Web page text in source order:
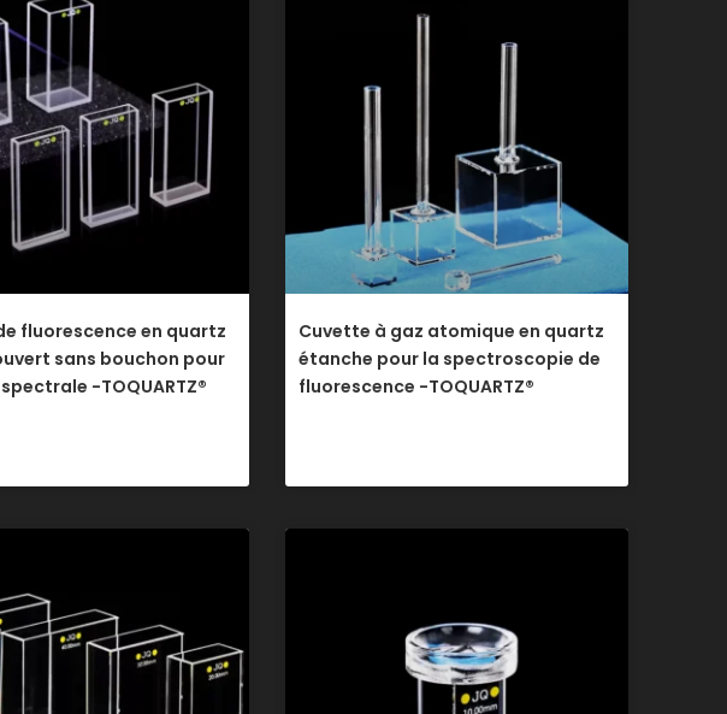
fluorescence en quartz
sans bouchon pour
-TOQUARTZ®
Cuvette à gaz atomique en quartz
étanche pour la spectroscopie de
fluorescence -TOQUARTZ®